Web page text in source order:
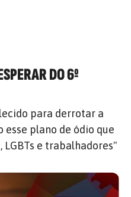
DO 6º
para derrotar a
plano de ódio que
e trabalhadores"